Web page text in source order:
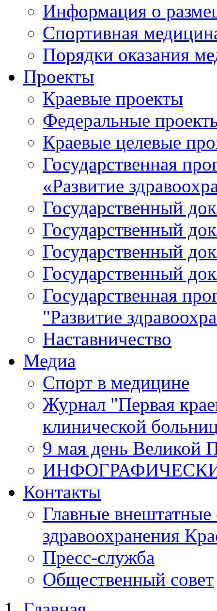
Информация о
Спортивная
Порядки оказания
Проекты
Краевые проекты
Федеральные
Краевые целевые
Государственная
«Развитие
Государственный
Государственный
Государственный
Государственный
Государственная
"Развитие
Наставничество
Медиа
Спорт в медицине
Журнал "Первая
клинической
9 мая день Великой
Контакты
Главные внештатные
здравоохранения
Пресс-служба
Общественный совет